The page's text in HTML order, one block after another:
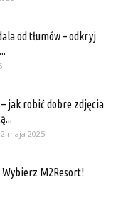
od tłumów – odkryj
jak robić dobre zdjęcia
maja 2025
M2Resort!